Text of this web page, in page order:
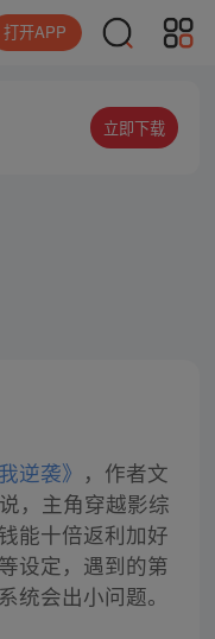
打开APP
立即下载
逆袭》 ，作者文
，主角穿越影综
能十倍返利加好
设定，遇到的第
统会出小问题。